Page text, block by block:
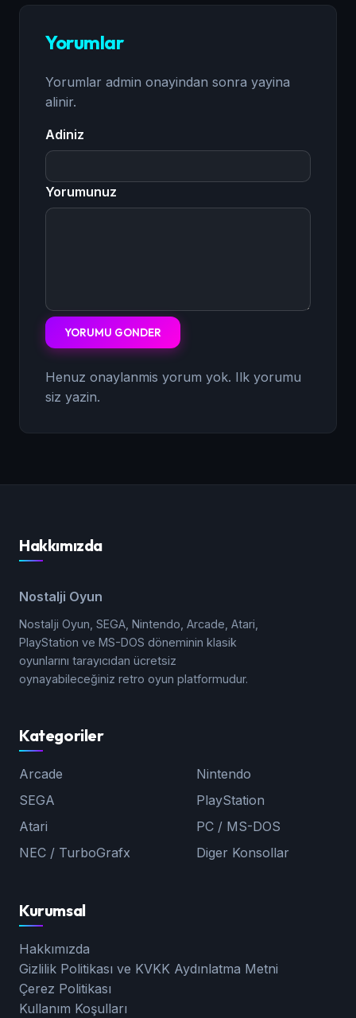
Yorumlar
Yorumlar admin onayindan sonra yayina
alinir.
Adiniz
Yorumunuz
YORUMU GONDER
Henuz onaylanmis yorum yok. Ilk yorumu
siz yazin.
Hakkımızda
Nostalji Oyun
Nostalji Oyun, SEGA, Nintendo, Arcade, Atari,
PlayStation ve MS-DOS döneminin klasik
oyunlarını tarayıcıdan ücretsiz
oynayabileceğiniz retro oyun platformudur.
Kategoriler
Arcade
Nintendo
SEGA
PlayStation
Atari
PC / MS-DOS
NEC / TurboGrafx
Diger Konsollar
Kurumsal
Hakkımızda
Gizlilik Politikası ve KVKK Aydınlatma Metni
Çerez Politikası
Kullanım Koşulları